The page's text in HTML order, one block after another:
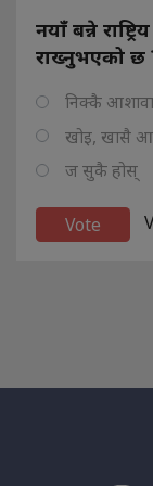
नयाँ बन्ने
राख्नुभएको छ
निक्कै
खोइ, खासै
ज सुकै होस्